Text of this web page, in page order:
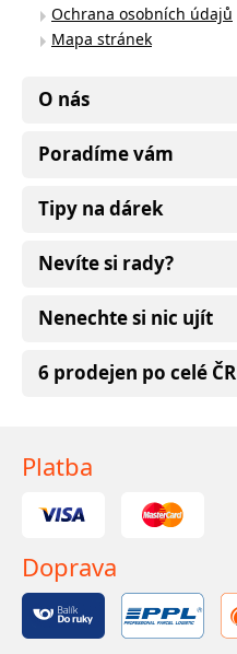
Ochrana osobních údajů
Mapa stránek
O nás
Poradíme vám
Tipy na dárek
Nevíte si rady?
Nenechte si nic ujít
6 prodejen po celé ČR
Platba
Doprava